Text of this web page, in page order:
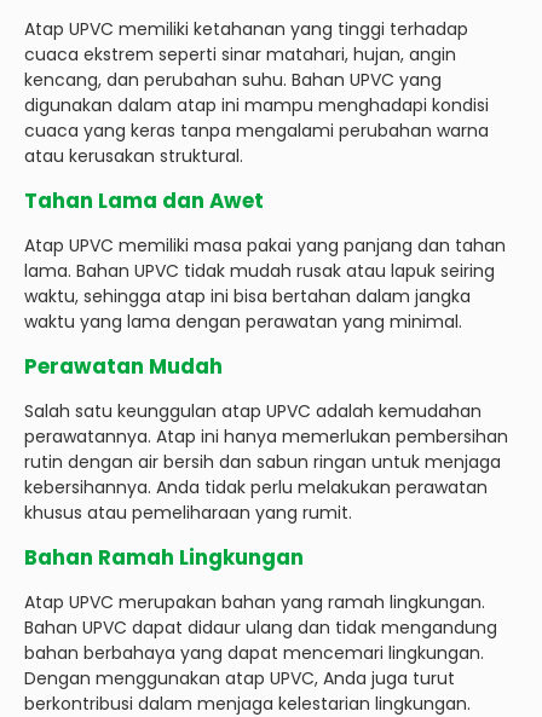
Atap UPVC memiliki ketahanan yang tinggi terhadap
cuaca ekstrem seperti sinar matahari, hujan, angin
kencang, dan perubahan suhu. Bahan UPVC yang
digunakan dalam atap ini mampu menghadapi kondisi
cuaca yang keras tanpa mengalami perubahan warna
atau kerusakan struktural.
Tahan Lama dan Awet
Atap UPVC memiliki masa pakai yang panjang dan tahan
lama. Bahan UPVC tidak mudah rusak atau lapuk seiring
waktu, sehingga atap ini bisa bertahan dalam jangka
waktu yang lama dengan perawatan yang minimal.
Perawatan Mudah
Salah satu keunggulan atap UPVC adalah kemudahan
perawatannya. Atap ini hanya memerlukan pembersihan
rutin dengan air bersih dan sabun ringan untuk menjaga
kebersihannya. Anda tidak perlu melakukan perawatan
khusus atau pemeliharaan yang rumit.
Bahan Ramah Lingkungan
Atap UPVC merupakan bahan yang ramah lingkungan.
Bahan UPVC dapat didaur ulang dan tidak mengandung
bahan berbahaya yang dapat mencemari lingkungan.
Dengan menggunakan atap UPVC, Anda juga turut
berkontribusi dalam menjaga kelestarian lingkungan.